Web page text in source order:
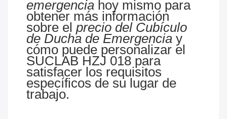
emergencia hoy mismo para
obtener más información
sobre el precio del Cubículo
de Ducha de Emergencia y
cómo puede personalizar el
SUCLAB HZJ 018 para
satisfacer los requisitos
específicos de su lugar de
trabajo.